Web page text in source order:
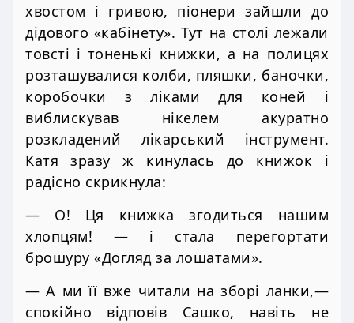
хвостом і гривою, піонери зайшли до
дідового «кабінету». Тут на столі лежали
товсті і тоненькі книжки, а на полицях
розташувалися колби, пляшки, баночки,
коробочки з ліками для коней і
виблискував нікелем акуратно
розкладений лікарський інструмент.
Катя зразу ж кинулась до книжок і
радісно скрикнула:
— О! Ця книжка згодиться нашим
хлопцям! — і стала перегортати
брошуру «Догляд за лошатами».
— А ми її вже читали на зборі ланки,—
спокійно відповів Сашко, навіть не